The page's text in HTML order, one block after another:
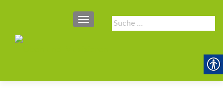
Suche
nach:
SCHALTE NAVIGATION